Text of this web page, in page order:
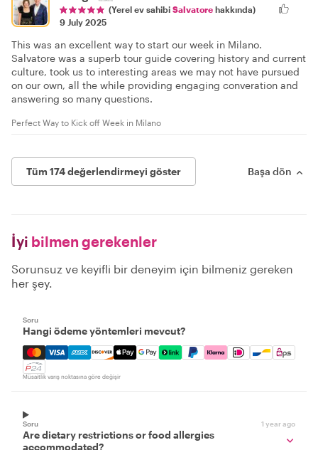
(Yerel ev sahibi Salvatore hakkında)
9 July 2025
This was an excellent way to start our week in Milano.
Salvatore was a superb tour guide covering history and current
culture, took us to interesting areas we may not have pursued
on our own, all the while providing engaging converation and
answering so many questions.
Perfect Way to Kick off Week in Milano
Tüm 174 değerlendirmeyi göster Başa dön
İyi bilmen gerekenler
Sorunsuz ve keyifli bir deneyim için bilmeniz gereken
her şey.
Soru
Hangi ödeme yöntemleri mevcut?
Mastercard, Visa, Amex, Discover, Apple Pay, Google
Müsaitlik varış noktasına göre değişir
Soru 1 year ago
Are dietary restrictions or food allergies
accommodated?